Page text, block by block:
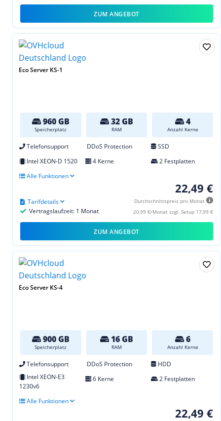
ZUM ANGEBOT
Eco Server KS-1
960 GB
Speicherplatz
32 GB
RAM
4
Anzahl Kerne
Telefonsupport DDoS Protection
SSD
Intel XEON-D 1520
4 Kerne
2 Festplatten
Alle Funktionen
22,49 €
Durchschnittspreis pro Monat
20,99 €/Monat zzgl. Setup 17,99 €
Vertragslaufzeit: 1 Monat
Tarifdetails
ZUM ANGEBOT
Eco Server KS-4
900 GB
Speicherplatz
16 GB
RAM
6
Anzahl Kerne
Telefonsupport DDoS Protection
HDD
Intel XEON-E3
1230v6
6 Kerne 2 Festplatten
Alle Funktionen
22,49 €